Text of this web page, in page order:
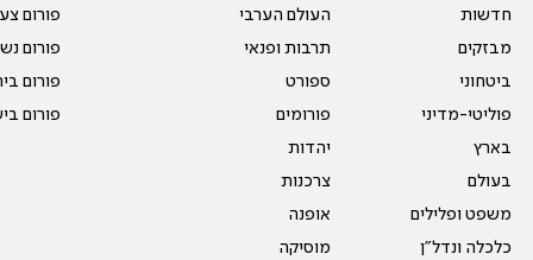
חדשות
מבזקים
ביטחוני
פוליטי-מדיני
בארץ
בעולם
משפט ופלילים
כלכלה ונדל"ן
העולם הערבי
תרבות ופנאי
ספורט
פורומים
יהדות
צרכנות
אופנה
מוסיקה
פורום
פורום
פורום
פורום